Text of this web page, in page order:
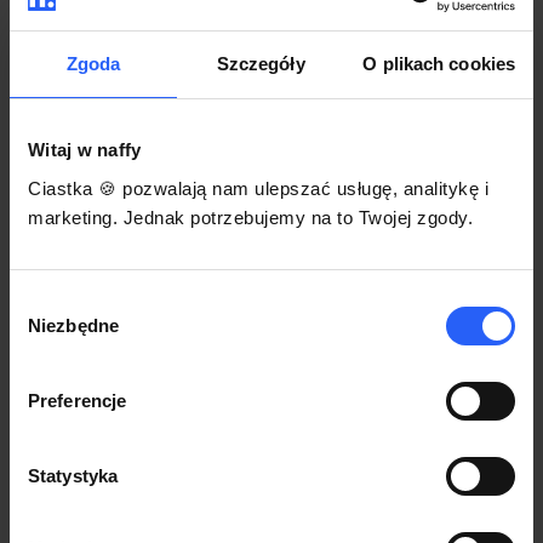
Zgoda Szczegóły O plikach cookies
Witaj w naffy
Ciastka 🍪 pozwalają nam ulepszać usługę, analitykę i
marketing. Jednak potrzebujemy na to Twojej zgody.
zgody
Niezbędne
Preferencje
Statystyka
Korzystaj na dowolnym urządzeniu z
przeglądarką Chrome
Włącz czasową promocję
3
Każdy produkt w naffy ma swój indywidualny link.
gdzie się nim podzielisz z odbiorcami.